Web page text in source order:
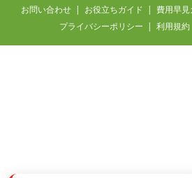
お問い合わせ お役立ちガイド 費用早
プライバシーポリシー
利用規約